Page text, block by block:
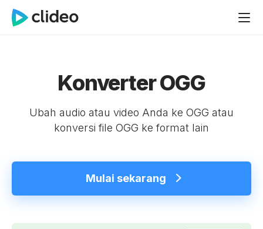
Konverter OGG
Ubah audio atau video Anda ke OGG atau
konversi file OGG ke format lain
Mulai sekarang